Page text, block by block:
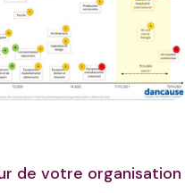
de votre organisation